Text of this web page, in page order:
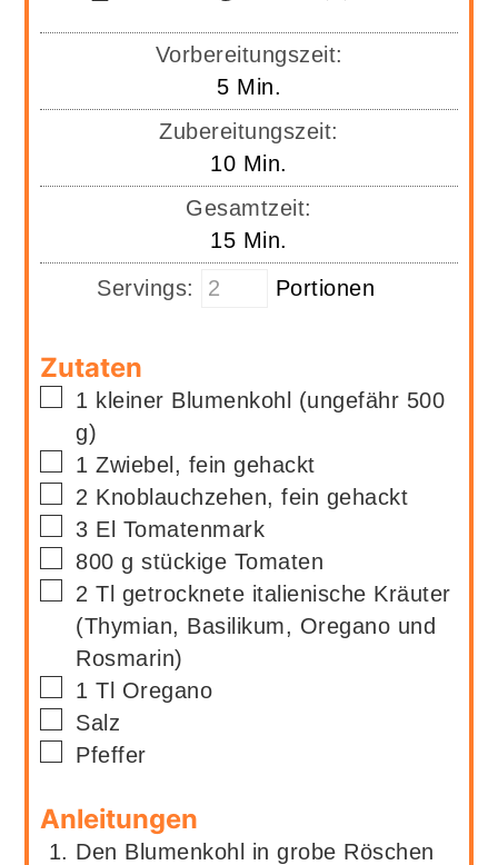
Vorbereitungszeit:
5Minuten
Min.
Zubereitungszeit:
10Minuten
Min.
Gesamtzeit:
15Minuten
Min.
Servings:
Portionen
Zutaten
▢
1 kleiner Blumenkohl (ungefähr 500
g)
▢
1 Zwiebel, fein gehackt
▢
2 Knoblauchzehen, fein gehackt
▢
3 El Tomatenmark
▢
800 g stückige Tomaten
▢
2 Tl getrocknete italienische Kräuter
(Thymian, Basilikum, Oregano und
Rosmarin)
▢
1 Tl Oregano
▢
Salz
▢
Pfeffer
Anleitungen
Den Blumenkohl in grobe Röschen